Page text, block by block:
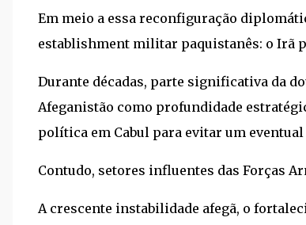
Em meio a essa reconfiguração
establishment militar paquistanês: o Irã
Durante décadas, parte significativa da
Afeganistão como profundidade
política em Cabul para evitar um
Contudo, setores influentes das Forças
A crescente instabilidade afegã, o